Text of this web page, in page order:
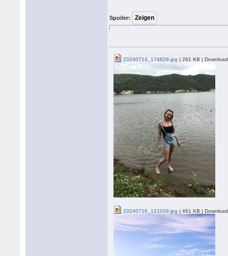
Spoiler:
20240714_174829.jpg ( 261 KB |
20240716_121039.jpg ( 461 KB |